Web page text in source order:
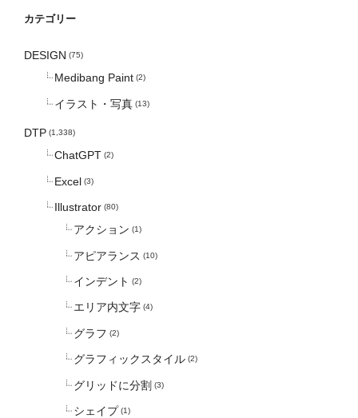
カテゴリー
DESIGN (75)
Medibang Paint (2)
イラスト・写真 (13)
DTP (1,338)
ChatGPT (2)
Excel (3)
Illustrator (80)
アクション (1)
アピアランス (10)
インデント (2)
エリア内文字 (4)
グラフ (2)
グラフィックスタイル (2)
グリッドに分割 (3)
シェイプ (1)